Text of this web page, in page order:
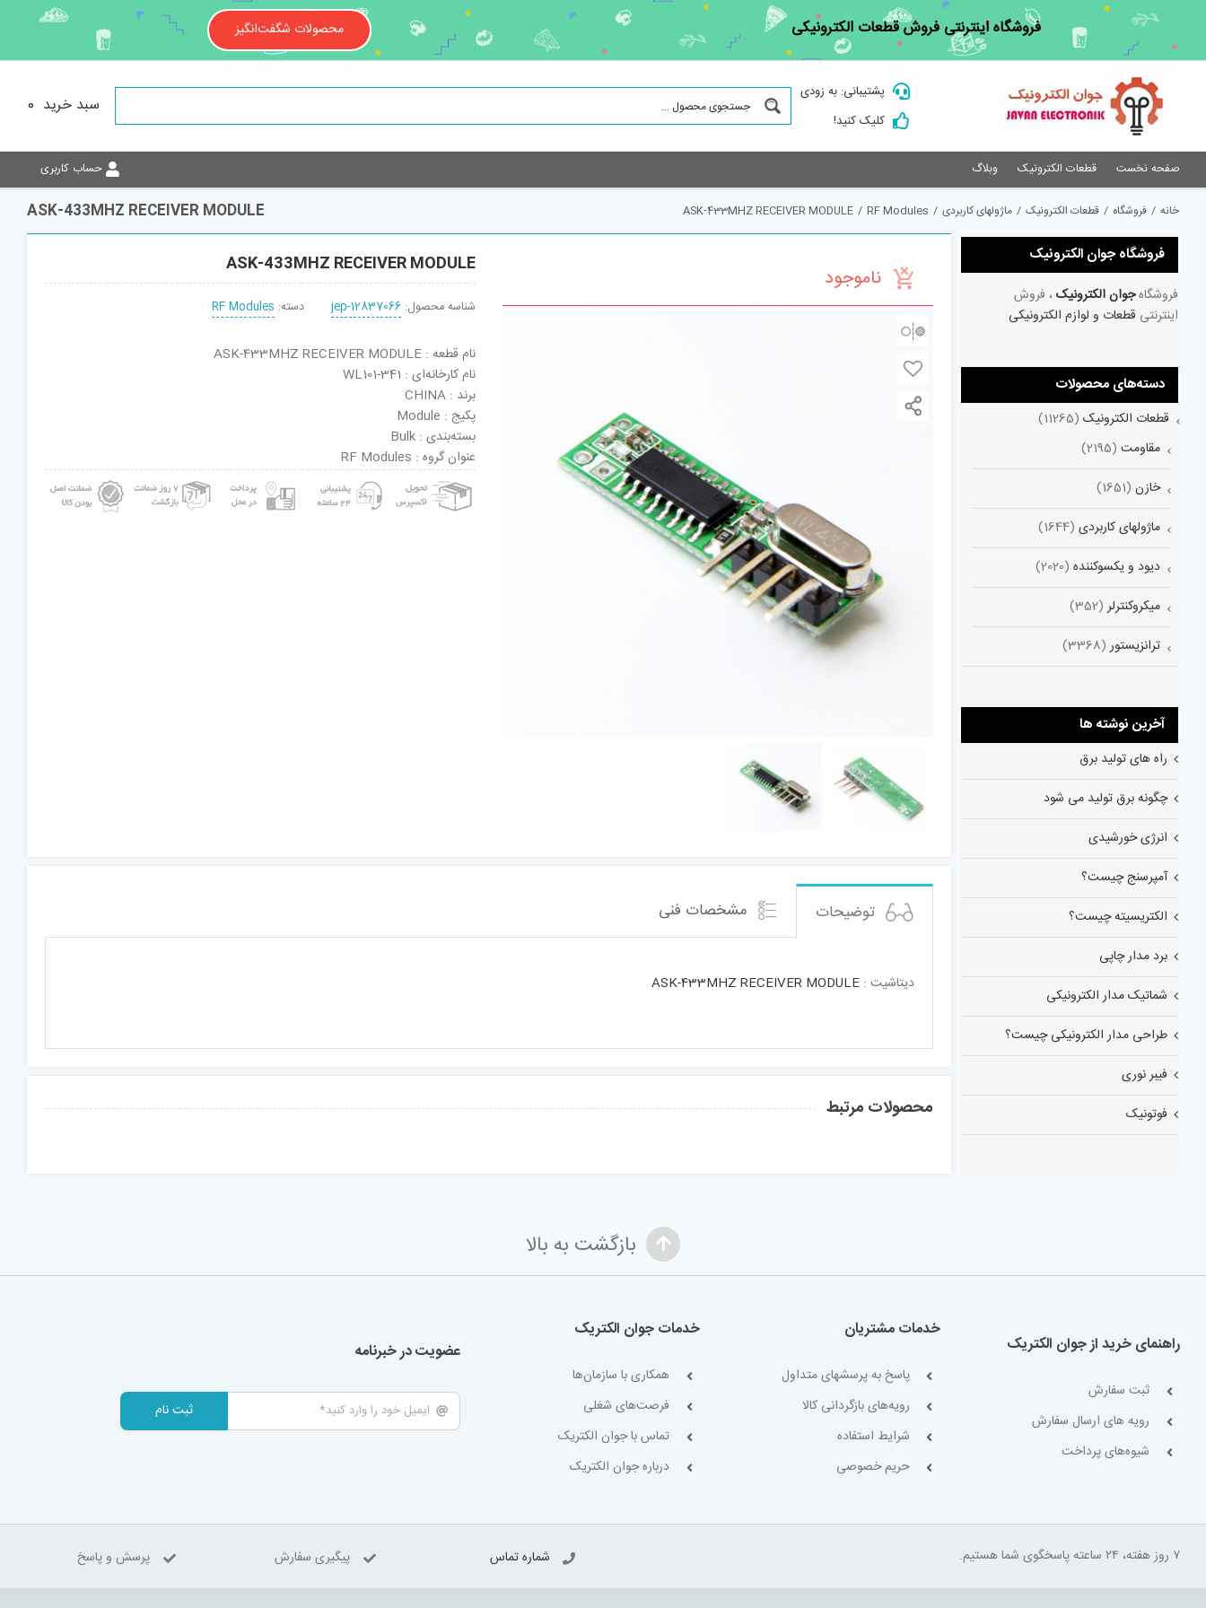
content
فروشگاه اینترنتی فروش قطعات الکترونیکی محصولات شگفت‌انگیز
پشتیبانی: به زودی
کلیک کنید!
سبد خرید 0
صفحه نخست قطعات الکترونیک وبلاگ حساب کاربری
ASK-433MHZ RECEIVER MODULE خانه / فروشگاه / قطعات الکترونیک / ماژولهای کاربردی /
RF Modules
/
ASK-433MHZ RECEIVER MODULE
ناموجود ASK-433MHZ RECEIVER MODULE
شناسه محصول: jep-12837066 دسته: RF Modules
نام قطعه : ASK-433MHZ RECEIVER MODULE
نام کارخانه‌ای : WL101-341
برند : CHINA
پکیج : Module
بسته‌بندی : Bulk
عنوان گروه : RF Modules
توضیحات مشخصات فنی
دیتاشیت : ASK-433MHZ RECEIVER MODULE
محصولات مرتبط
فروشگاه جوان الکترونیک
فروشگاهجوان الکترونیک ، فروش
اینترنتی قطعات و لوازم الکترونیکی
دسته‌های محصولات
قطعات الکترونیک (11265)
مقاومت (2195)
خازن (1651)
ماژولهای کاربردی (1644)
دیود و یکسوکننده (2020)
میکروکنترلر (352)
ترانزیستور (3368)
آخرین نوشته ها
راه های تولید برق
چگونه برق تولید می شود
انرژی خورشیدی
آمپرسنج چیست؟
الکتریسیته چیست؟
برد مدار چاپی
شماتیک مدار الکترونیکی
طراحی مدار الکترونیکی چیست؟
فیبر نوری
فوتونیک
بازگشت به بالا
راهنمای خرید از جوان الکتریک
ثبت سفارش
رویه های ارسال سفارش
شیوه‌های پرداخت
خدمات مشتریان
پاسخ به پرسشهای متداول
رویه‌های بازگردانی کالا
شرایط استفاده
حریم خصوصی
خدمات جوان الکتریک
همکاری با سازمان‌ها
فرصت‌های شغلی
تماس با جوان الکتریک
درباره جوان الکتریک
عضویت در خبرنامه
ثبت نام
۷ روز هفته، ۲۴ ساعته پاسخگوی شما هستیم. شماره تماس پیگیری سفارش پرسش و پاسخ